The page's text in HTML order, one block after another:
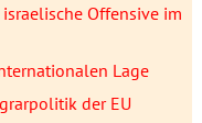
Offensive im
Lage
der EU